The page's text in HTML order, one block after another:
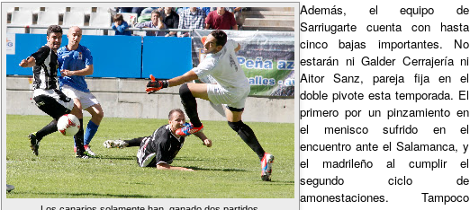
Además, el equipo de
Sarriugarte cuenta con hasta
cinco bajas importantes. No
estarán ni Galder Cerrajería ni
Aitor Sanz, pareja fija en el
doble pivote esta temporada. El
primero por un pinzamiento en
el menisco sufrido en el
encuentro ante el Salamanca, y
el madrileño al cumplir el
segundo ciclo de
amonestaciones. Tampoco